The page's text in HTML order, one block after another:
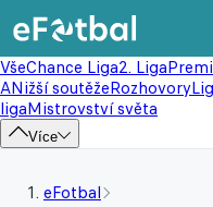
VšeChance Liga2. Liga
ANižší soutěžeRozhovory
ligaMistrovství světa
Více
eFotbal